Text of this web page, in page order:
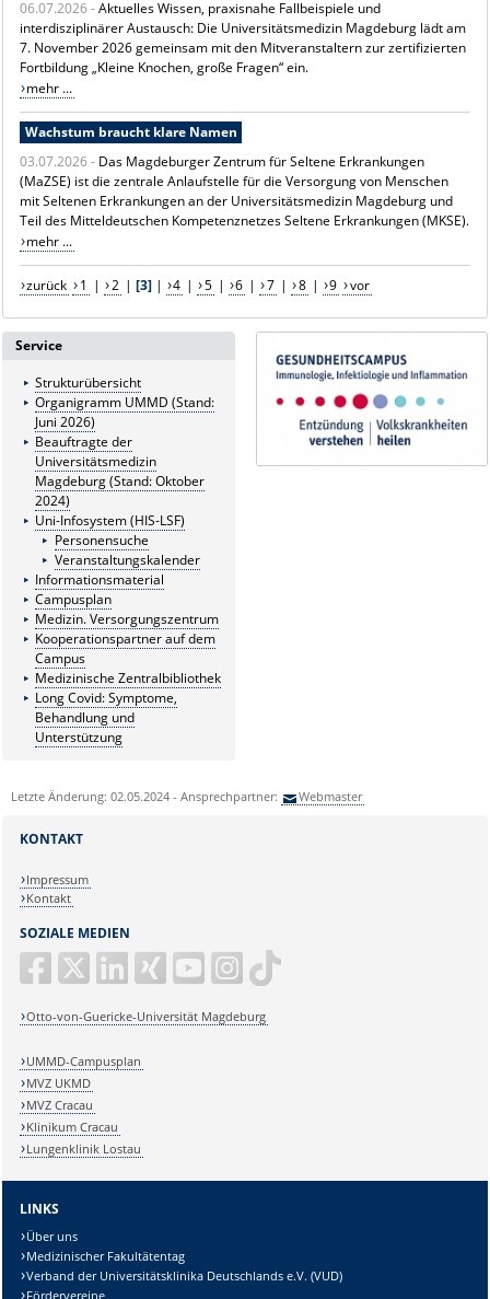
06.07.2026 -Aktuelles Wissen, praxisnahe Fallbeispiele und
interdisziplinärer Austausch: Die Universitätsmedizin Magdeburg lädt am
7. November 2026 gemeinsam mit den Mitveranstaltern zur zertifizierten
Fortbildung „Kleine Knochen, große Fragen“ ein.
mehr ...
Wachstum braucht klare Namen
03.07.2026 - Das Magdeburger Zentrum für Seltene Erkrankungen
(MaZSE) ist die zentrale Anlaufstelle für die Versorgung von Menschen
mit Seltenen Erkrankungen an der Universitätsmedizin Magdeburg und
Teil des Mitteldeutschen Kompetenznetzes Seltene Erkrankungen (MKSE).
mehr ...
zurück 1 | 2 | [3]| 4 | 5 | 6 | 7 | 8 | 9 vor
Service
Strukturübersicht
Organigramm UMMD (Stand:
Juni 2026)
Beauftragte der
Universitätsmedizin
Magdeburg (Stand: Oktober
2024)
Uni-Infosystem (HIS-LSF)
Personensuche
Veranstaltungskalender
Informationsmaterial
Campusplan
Medizin. Versorgungszentrum
Kooperationspartner auf dem
Campus
Medizinische Zentralbibliothek
Long Covid: Symptome,
Behandlung und
Unterstützung
Letzte Änderung: 02.05.2024 - Ansprechpartner: Webmaster
SOZIALE MEDIEN
Otto-von-Guericke-Universität Magdeburg
KONTAKT
Impressum
Kontakt
UMMD-Campusplan
MVZ UKMD
MVZ Cracau
Klinikum Cracau
Lungenklinik Lostau
LINKS
Über uns
Medizinischer Fakultätentag
Verband der Universitätsklinika Deutschlands e.V. (VUD)
Fördervereine